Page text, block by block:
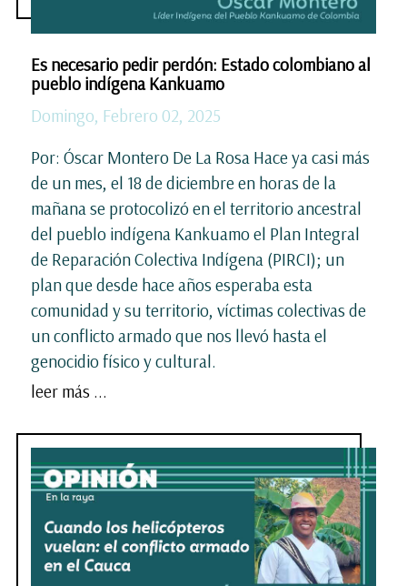
Es necesario pedir perdón: Estado colombiano al
pueblo indígena Kankuamo
Domingo, Febrero 02, 2025
Por: Óscar Montero De La Rosa Hace ya casi más
de un mes, el 18 de diciembre en horas de la
mañana se protocolizó en el territorio ancestral
del pueblo indígena Kankuamo el Plan Integral
de Reparación Colectiva Indígena (PIRCI); un
plan que desde hace años esperaba esta
comunidad y su territorio, víctimas colectivas de
un conflicto armado que nos llevó hasta el
genocidio físico y cultural.
leer más ...